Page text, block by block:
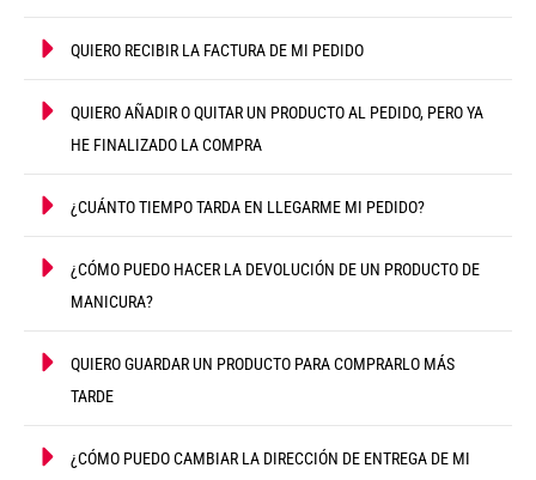
QUIERO RECIBIR LA FACTURA DE MI PEDIDO
QUIERO AÑADIR O QUITAR UN PRODUCTO AL PEDIDO, PERO YA
HE FINALIZADO LA COMPRA
¿CUÁNTO TIEMPO TARDA EN LLEGARME MI PEDIDO?
¿CÓMO PUEDO HACER LA DEVOLUCIÓN DE UN PRODUCTO DE
MANICURA?
QUIERO GUARDAR UN PRODUCTO PARA COMPRARLO MÁS
TARDE
¿CÓMO PUEDO CAMBIAR LA DIRECCIÓN DE ENTREGA DE MI